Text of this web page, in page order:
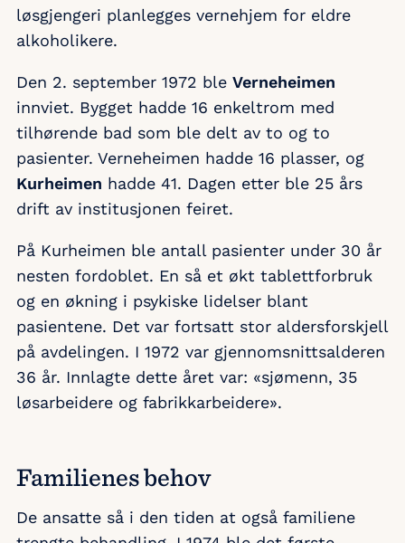
løsgjengeri planlegges vernehjem for eldre
alkoholikere.
Den 2. september 1972 ble Verneheimen
innviet. Bygget hadde 16 enkeltrom med
tilhørende bad som ble delt av to og to
pasienter. Verneheimen hadde 16 plasser, og
Kurheimen hadde 41. Dagen etter ble 25 års
drift av institusjonen feiret.
På Kurheimen ble antall pasienter under 30 år
nesten fordoblet. En så et økt tablettforbruk
og en økning i psykiske lidelser blant
pasientene. Det var fortsatt stor aldersforskjell
på avdelingen. I 1972 var gjennomsnittsalderen
36 år. Innlagte dette året var: «sjømenn, 35
løsarbeidere og fabrikkarbeidere».
Familienes behov
De ansatte så i den tiden at også familiene